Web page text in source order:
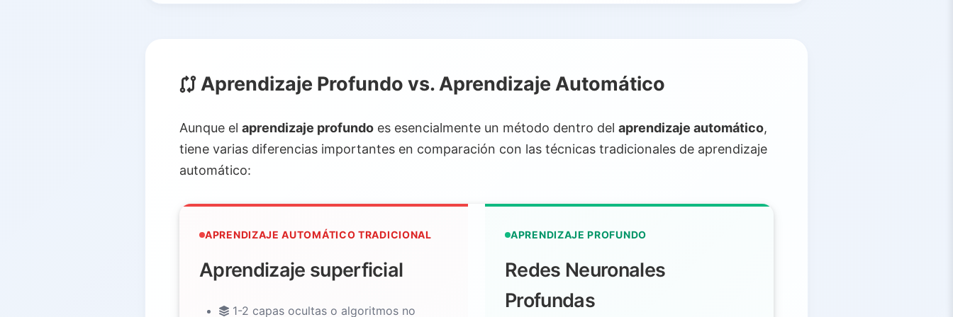
Aprendizaje Profundo vs. Aprendizaje Automático
Aunque el aprendizaje profundo es esencialmente un método dentro del aprendizaje automático,
tiene varias diferencias importantes en comparación con las técnicas tradicionales de aprendizaje
automático:
APRENDIZAJE AUTOMÁTICO TRADICIONAL
Aprendizaje superficial
1-2 capas ocultas o algoritmos no
APRENDIZAJE PROFUNDO
Redes Neuronales
Profundas